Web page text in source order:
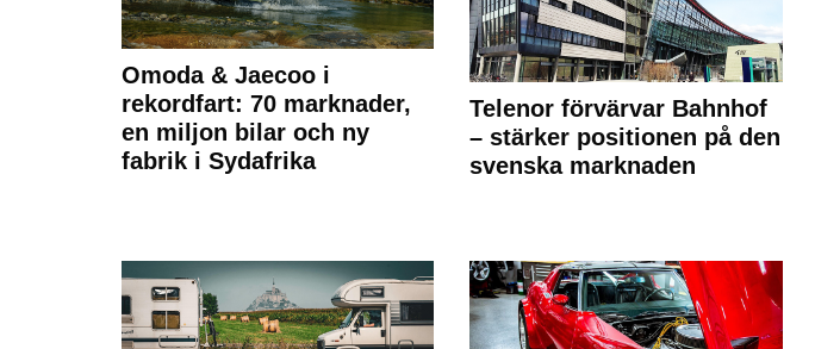
Omoda & Jaecoo i
rekordfart: 70 marknader,
en miljon bilar och ny
fabrik i Sydafrika
Telenor förvärvar Bahnhof
– stärker positionen på den
svenska marknaden